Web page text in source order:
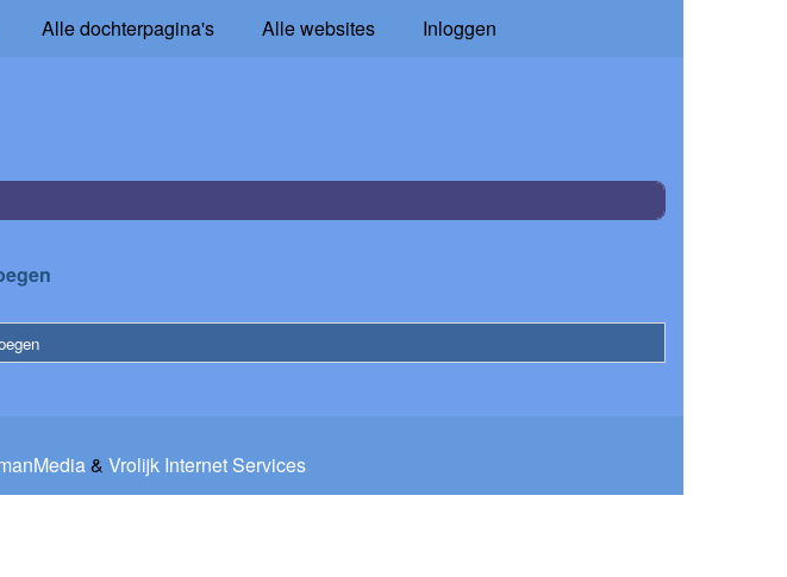
Alle dochterpagina's Alle websites Inloggen
& Vrolijk Internet Services